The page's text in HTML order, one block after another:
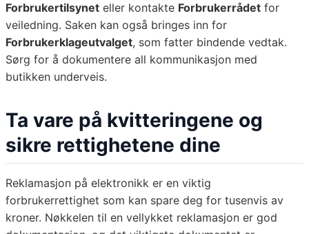
Forbrukertilsynet eller kontakte Forbrukerrådet for
veiledning. Saken kan også bringes inn for
Forbrukerklageutvalget, som fatter bindende vedtak.
Sørg for å dokumentere all kommunikasjon med
butikken underveis.
Ta vare på kvitteringene og
sikre rettighetene dine
Reklamasjon på elektronikk er en viktig
forbrukerrettighet som kan spare deg for tusenvis av
kroner. Nøkkelen til en vellykket reklamasjon er god